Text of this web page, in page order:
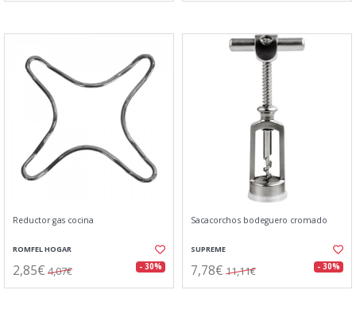
Reductor gas cocina
ROMFEL HOGAR
2,85€ 4,07€ - 30%
Sacacorchos bodeguero cromado
SUPREME
7,78€ 11,11€ - 30%